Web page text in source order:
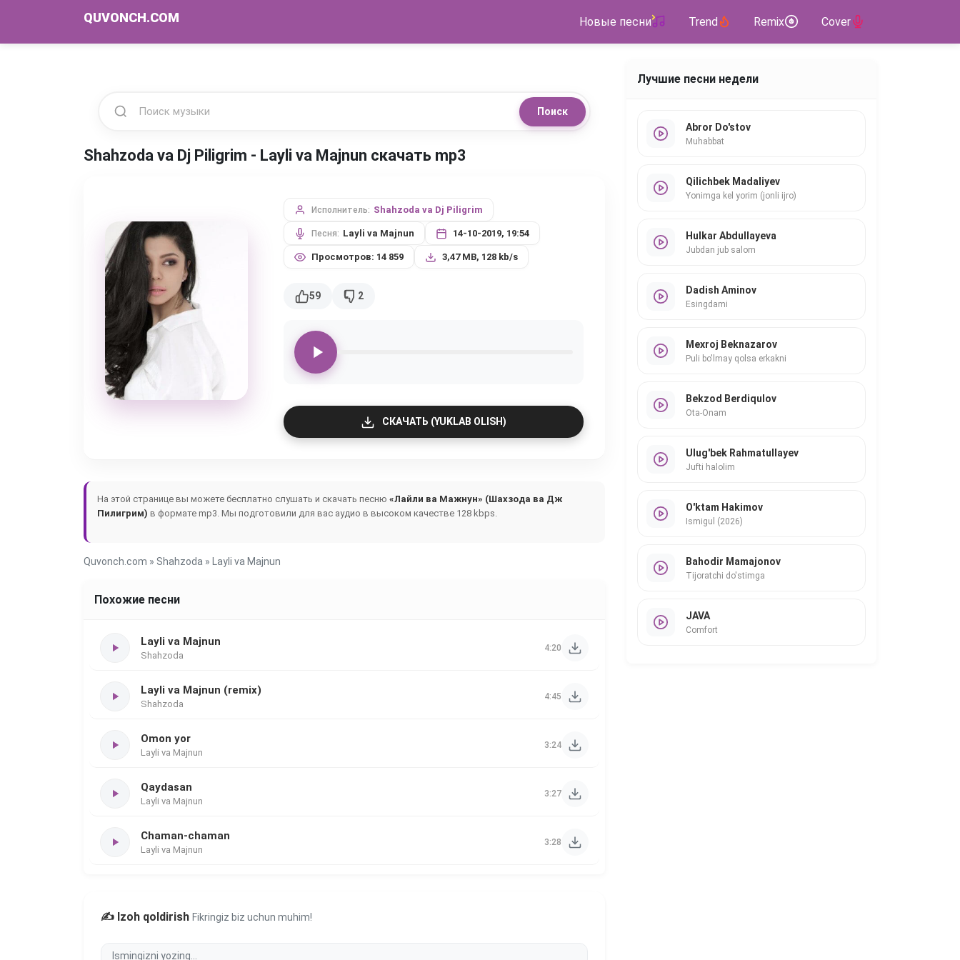
QUVONCH.COM Новые песни Trend Remix Cover
Поиск
Shahzoda va Dj Piligrim - Layli va Majnun скачать mp3
Исполнитель: Shahzoda va Dj Piligrim
Песня: Layli va Majnun 14-10-2019, 19:54
Просмотров: 14 859 3,47 MB, 128 kb/s
59 2
СКАЧАТЬ (YUKLAB OLISH)
На этой странице вы можете бесплатно слушать и скачать песню «Лайли ва Мажнун» (Шахзода ва Дж
Пилигрим) в формате mp3. Мы подготовили для вас аудио в высоком качестве 128 kbps.
Quvonch.com » Shahzoda » Layli va Majnun
Похожие песни
Layli va Majnun
Shahzoda
4:20
Layli va Majnun (remix)
Shahzoda
4:45
Omon yor
Layli va Majnun
3:24
Qaydasan
Layli va Majnun
3:27
Chaman-chaman
Layli va Majnun
3:28
✍️ Izoh qoldirish Fikringiz biz uchun muhim!
Лучшие песни недели
Abror Do'stov
Muhabbat
Qilichbek Madaliyev
Yonimga kel yorim (jonli ijro)
Hulkar Abdullayeva
Jubdan jub salom
Dadish Aminov
Esingdami
Mexroj Beknazarov
Puli bo'lmay qolsa erkakni
Bekzod Berdiqulov
Ota-Onam
Ulug'bek Rahmatullayev
Jufti halolim
O'ktam Hakimov
Ismigul (2026)
Bahodir Mamajonov
Tijoratchi do'stimga
JAVA
Comfort